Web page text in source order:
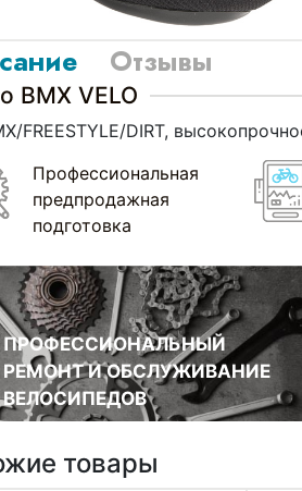
Отзывы
BMX VELO
FREESTYLE/DIRT,
Профессиональная
предпродажная
подготовка
ПРОФЕССИОНАЛЬНЫЙ
РЕМОНТ И ОБСЛУЖИВАНИЕ
ВЕЛОСИПЕДОВ
товары